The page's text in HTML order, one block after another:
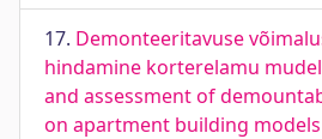
17. Demonteeritavuse
hindamine korterelamu
and assessment of
on apartment building models